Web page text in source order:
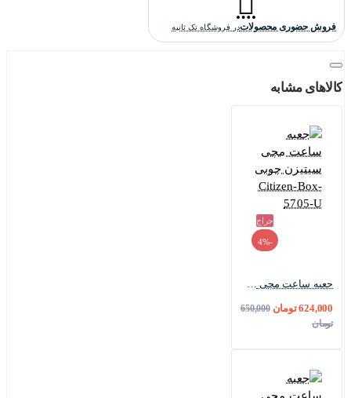
فروش حضوری محصولاتدر فروشگاه تک ثانیه
کالاهای مشابه
حراج
-4%
جعبه ساعت مچی سیتیزن چوبی Citizen-Box-5705-U
624,000 تومان
650,000
تومان